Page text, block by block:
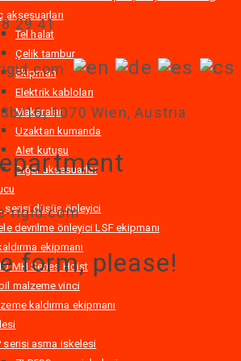
aksesuarları
Tel halat
Çelik tambur
Ekipman
Elektrik kabloları
Makaralar
Uzaktan kumanda
Alet kutusu
Diğer aksesuarlar
serisi düşüş önleyici
devrilme önleyici LSF ekipmanı
ekipmanı
MH Series Hoist
malzeme vinci
kaldırma ekipmanı
serisi asma iskelesi
29 41
16, 1070 Wien, Austria
rigid.com
form, please!